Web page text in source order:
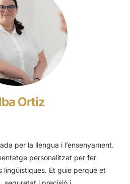
Ortiz
per la llengua i l’ensenyament.
personalitzat per fer
lingüístiques. Et guie perquè et